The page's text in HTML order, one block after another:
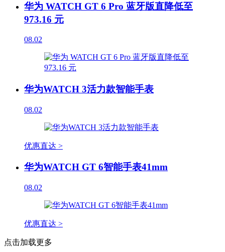
华为 WATCH GT 6 Pro 蓝牙版直降低至
973.16 元
08.02
华为WATCH 3活力款智能手表
08.02
优惠直达 >
华为WATCH GT 6智能手表41mm
08.02
优惠直达 >
点击加载更多